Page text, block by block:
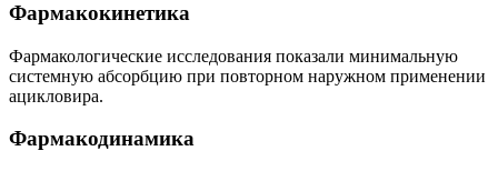
Фармакокинетика
Фармакологические исследования показали минимальную
системную абсорбцию при повторном наружном применении
ацикловира.
Фармакодинамика